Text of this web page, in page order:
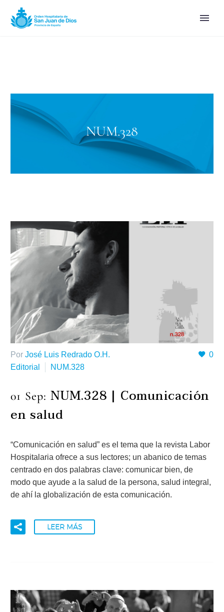
NUM.328
0
Por José Luis Redrado O.H.
Editorial
NUM.328
01 Sep: NUM.328 | Comunicación
en salud
“Comunicación en salud” es el tema que la revista Labor
Hospitalaria ofrece a sus lectores; un abanico de temas
centrado en dos palabras clave: comunicar bien, de
modo que ayude a la salud de la persona, salud integral,
de ahí la globalización de esta comunicación.
LEER MÁS